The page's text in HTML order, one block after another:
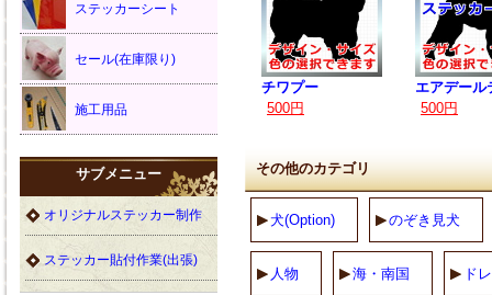
チワプー
500円
エアデール
500円
その他のカテゴリ
犬(Option) のぞき見犬
人物 海・南国 ド
ステッカーシート
セール(在庫限り)
施工用品
サブメニュー
オリジナルステッカー制作
ステッカー貼付作業(出張)